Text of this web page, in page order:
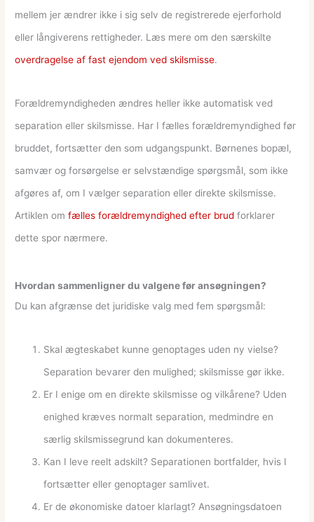
mellem jer ændrer ikke i sig selv de registrerede ejerforhold
eller långiverens rettigheder. Læs mere om den særskilte
overdragelse af fast ejendom ved skilsmisse.
Forældremyndigheden ændres heller ikke automatisk ved
separation eller skilsmisse. Har I fælles forældremyndighed før
bruddet, fortsætter den som udgangspunkt. Børnenes bopæl,
samvær og forsørgelse er selvstændige spørgsmål, som ikke
afgøres af, om I vælger separation eller direkte skilsmisse.
Artiklen omfælles forældremyndighed efter brud forklarer
dette spor nærmere.
Hvordan sammenligner du valgene før ansøgningen?
Du kan afgrænse det juridiske valg med fem spørgsmål:
Skal ægteskabet kunne genoptages uden ny vielse?
Separation bevarer den mulighed; skilsmisse gør ikke.
Er I enige om en direkte skilsmisse og vilkårene? Uden
enighed kræves normalt separation, medmindre en
særlig skilsmissegrund kan dokumenteres.
Kan I leve reelt adskilt? Separationen bortfalder, hvis I
fortsætter eller genoptager samlivet.
Er de økonomiske datoer klarlagt? Ansøgningsdatoen